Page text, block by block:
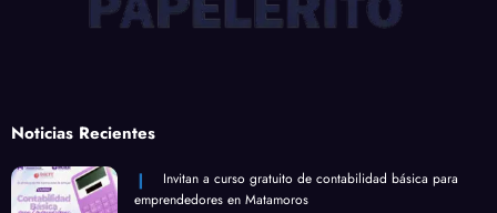
Noticias Recientes
Invitan a curso gratuito de contabilidad básica para
emprendedores en Matamoros